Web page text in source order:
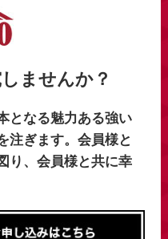
ませんか？
となる魅力ある強い
注ぎます。会員様と
り、会員様と共に幸